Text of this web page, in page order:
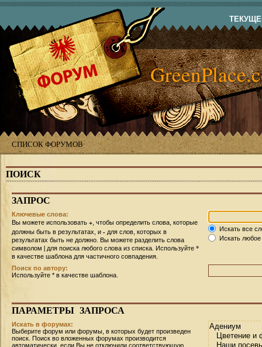
СПИСОК ФОРУМОВ
ПОИСК
ЗАПРОС
Ключевые слова:
Вы можете использовать + , чтобы определить слова, которые
должны быть в результатах, и - для слов, которых в
результатах быть не должно. Вы можете разделить слова
символом | для поиска любого слова из списка. Используйте *
в качестве шаблона для частичного совпадения.
Искать все
Искать
Поиск по автору:
Используйте * в качестве шаблона.
ПАРАМЕТРЫ ЗАПРОСА
Искать в форумах:
Выберите форум или форумы, в которых будет произведен
поиск. Поиск во вложенных форумах производится
автоматически, если Вы не отключили соответствующую